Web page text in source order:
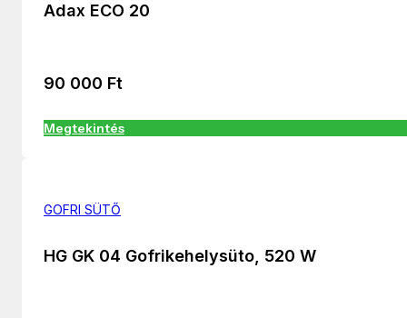
Adax ECO 20
90 000 Ft
Megtekintés
GOFRI SÜTŐ
HG GK 04 Gofrikehelysüto, 520 W